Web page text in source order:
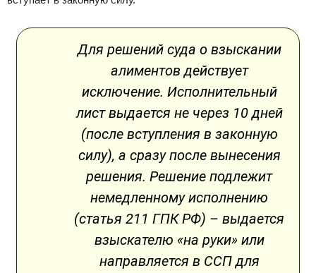
Для решений суда о взыскании
алиментов действует
исключение. Исполнительный
лист выдается не через 10 дней
(после вступления в законную
силу), а сразу после вынесения
решения. Решение подлежит
немедленному исполнению
(статья 211 ГПК РФ) – выдается
взыскателю «на руки» или
направляется в ССП для